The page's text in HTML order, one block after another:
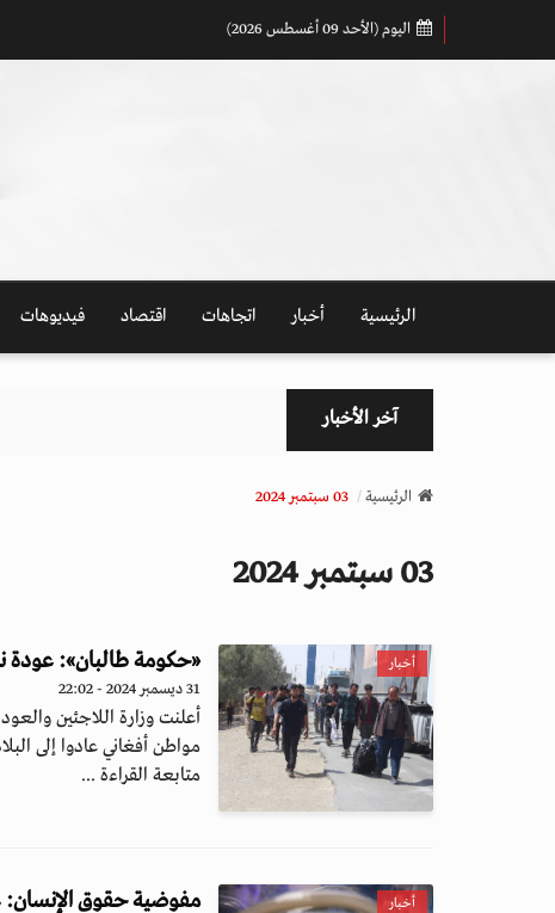
اليوم (الأحد 09 أغسطس 2026)
الرئيسية أخبار اتجاهات اقتصاد فيديوهات
آخر الأخبار
الرئيسية 03 سبتمبر 2024
03 سبتمبر 2024
أخبار «حكومة طالبان»: عودة
31 ديسمبر 2024 - 22:02
أعلنت وزارة اللاجئين
مواطن أفغاني عادوا إلى
متابعة القراءة ...
أخبار
مفوضية حقوق